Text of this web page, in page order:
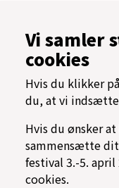
Presse
Tilgængelighed
Oftest stillede
Cookiespolitik
Programarkiv
→ Find vej til
⟳ Find rundt på
Vi samler
cookies
Hvis du klikker
du, at vi
Hvis du ønsker
sammensætte
festival 3.-5. april
cookies.